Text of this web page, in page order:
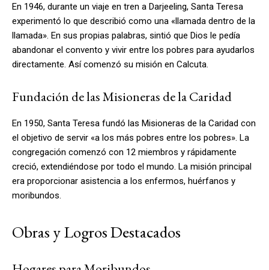
En 1946, durante un viaje en tren a Darjeeling, Santa Teresa
experimentó lo que describió como una «llamada dentro de la
llamada». En sus propias palabras, sintió que Dios le pedía
abandonar el convento y vivir entre los pobres para ayudarlos
directamente. Así comenzó su misión en Calcuta.
Fundación de las Misioneras de la Caridad
En 1950, Santa Teresa fundó las Misioneras de la Caridad con
el objetivo de servir «a los más pobres entre los pobres». La
congregación comenzó con 12 miembros y rápidamente
creció, extendiéndose por todo el mundo. La misión principal
era proporcionar asistencia a los enfermos, huérfanos y
moribundos.
Obras y Logros Destacados